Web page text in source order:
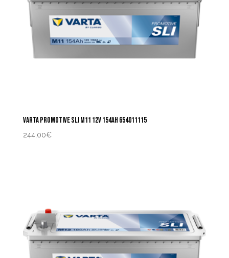
VARTA PROMOTIVE SLI M11 12V 154AH 654011115
244,00€